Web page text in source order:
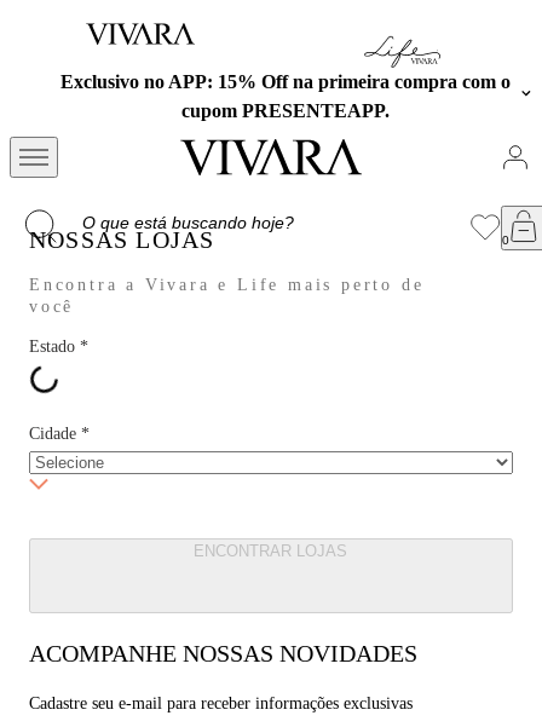
Exclusivo no APP: 15% Off na primeira compra com o
cupom PRESENTEAPP.
NOSSAS LOJAS
Encontra a Vivara e Life mais perto de
você
Estado *
Cidade *
ENCONTRAR LOJAS
ACOMPANHE NOSSAS NOVIDADES
Cadastre seu e-mail para receber informações exclusivas